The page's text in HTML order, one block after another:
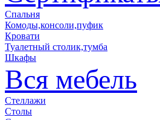
Спальня
Комоды,консоли,пуфик
Кровати
Туалетный столик,тумба
Шкафы
Вся мебель
Стеллажи
Столы